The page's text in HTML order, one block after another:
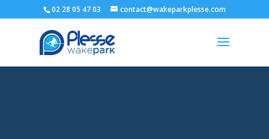
02 28 05 47 03 contact@wakeparkplesse.com